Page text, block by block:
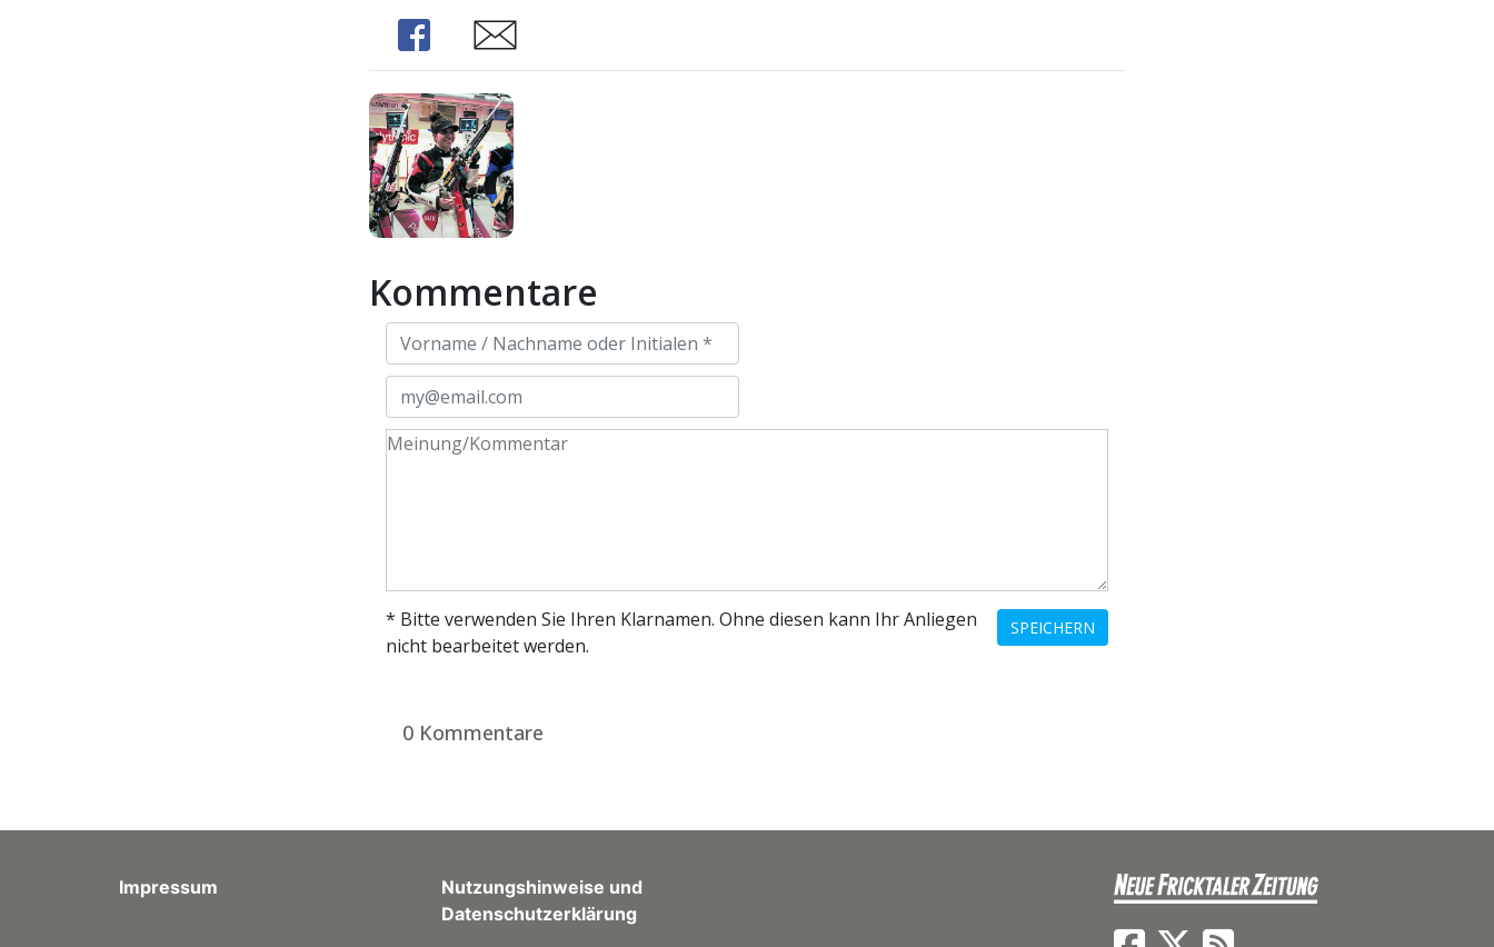
Share
Share
Kommentare
SPEICHERN
* Bitte verwenden Sie Ihren Klarnamen. Ohne diesen kann Ihr Anliegen
nicht bearbeitet werden.
0 Kommentare
Impressum
Nutzungshinweise und
Datenschutzerklärung